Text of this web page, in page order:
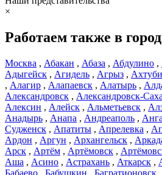
×
Работаем также в
Москва , Абакан , Абаза , Абдулино ,
Адыгейск , Агидель , Агрыз ,
, Алагир , Алапаевск , Алатырь ,
Александровск , Александровск-
Алексин , Алейск , Альметьевск ,
Анадырь , Анапа , Андреаполь ,
Судженск , Апатиты , Апрелевка ,
Ардон , Аргун , Архангельск ,
Арск , Артём , Артёмовск ,
Аша , Асино , Астрахань , Аткарск ,
Бабаево , Бабушкин , Багратионовск ,